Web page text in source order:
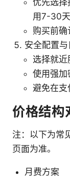
优先选择
用7-30天
购买前确
安全配置与
选择就
使用强
避免在支
价格结构
注：以下为常
页面为准。
月费方案